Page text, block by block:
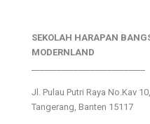
SEKOLAH HARAPAN
MODERNLAND
Jl. Pulau Putri Raya No.Kav
Tangerang, Banten 15117